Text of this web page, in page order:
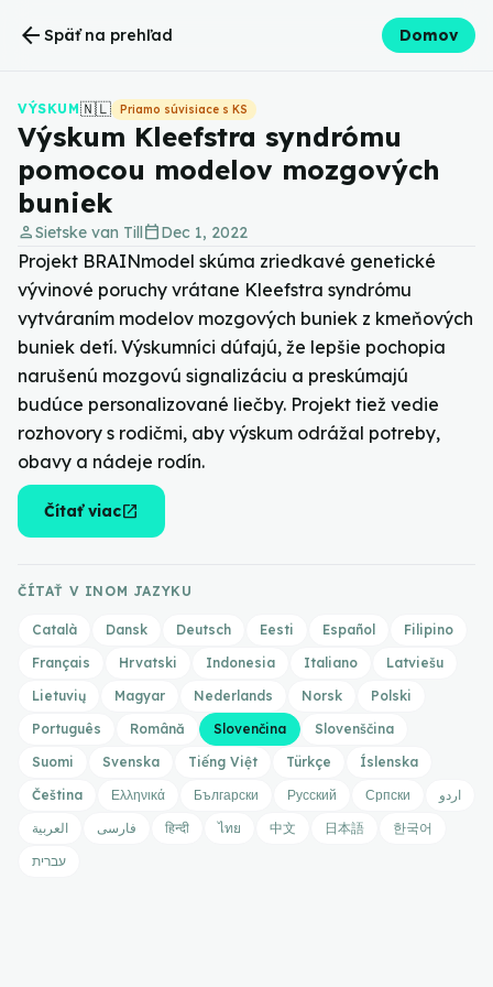
arrow_back Späť na prehľad Domov
VÝSKUM🇳🇱 Priamo súvisiace s KS
Výskum Kleefstra syndrómu
pomocou modelov mozgových
buniek
personSietske van Tillcalendar_todayDec 1, 2022
Projekt BRAINmodel skúma zriedkavé genetické
vývinové poruchy vrátane Kleefstra syndrómu
vytváraním modelov mozgových buniek z kmeňových
buniek detí. Výskumníci dúfajú, že lepšie pochopia
narušenú mozgovú signalizáciu a preskúmajú
budúce personalizované liečby. Projekt tiež vedie
rozhovory s rodičmi, aby výskum odrážal potreby,
obavy a nádeje rodín.
Čítať viacopen_in_new
ČÍTAŤ V INOM JAZYKU
Català Dansk Deutsch Eesti Español
Filipino
Français
Hrvatski Indonesia Italiano
Latviešu
Lietuvių
Magyar Nederlands Norsk
Polski
Português
Română Slovenčina
Slovenščina
Suomi
Svenska Tiếng Việt Türkçe
Íslenska
Čeština
Ελληνικά Български Русский Српски
اردو
العربية
فارسی हिन्दी ไทย 中文 日本語
한국어
עברית